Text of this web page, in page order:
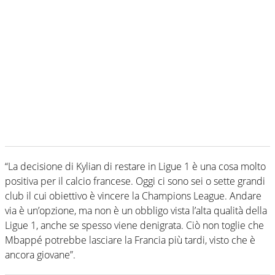
“La decisione di Kylian di restare in Ligue 1 è una cosa molto
positiva per il calcio francese. Oggi ci sono sei o sette grandi
club il cui obiettivo è vincere la Champions League. Andare
via è un’opzione, ma non è un obbligo vista l’alta qualità della
Ligue 1, anche se spesso viene denigrata. Ciò non toglie che
Mbappé potrebbe lasciare la Francia più tardi, visto che è
ancora giovane”.